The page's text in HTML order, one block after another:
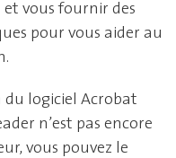
vous fournir des
pour vous aider au
du logiciel Acrobat
n’est pas encore
vous pouvez le